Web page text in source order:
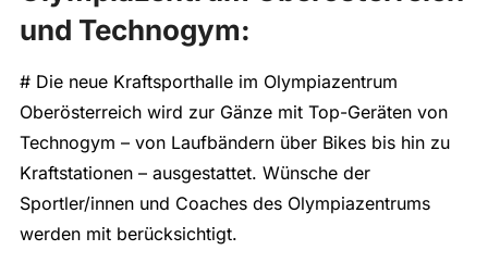
und Technogym:
# Die neue Kraftsporthalle im Olympiazentrum
Oberösterreich wird zur Gänze mit Top-Geräten von
Technogym – von Laufbändern über Bikes bis hin zu
Kraftstationen – ausgestattet. Wünsche der
Sportler/innen und Coaches des Olympiazentrums
werden mit berücksichtigt.